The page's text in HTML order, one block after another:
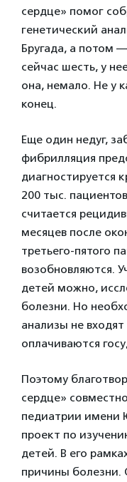
сердце» помог
генетический
Бругада, а потом
сейчас шесть, у
она, немало. Не у
конец.
Еще один недуг,
фибрилляция
диагностируется
200 тыс.
считается
месяцев после
третьего-пятого
возобновляются.
детей можно,
болезни. Но
анализы не
оплачиваются
Поэтому
сердце»
педиатрии имени
проект по
детей. В его
причины болезни.